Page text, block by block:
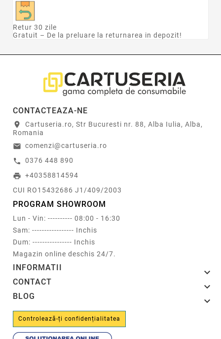
Retur 30 zile
Gratuit – De la preluare la returnarea in depozit!
CONTACTEAZA-NE
location_on
Cartuseria.ro, Str Bucuresti nr. 88, Alba Iulia, Alba,
Romania
email comenzi@cartuseria.ro
call 0376 448 890
print +40358814594
CUI RO15432686 J1/409/2003
PROGRAM SHOWROOM
Lun - Vin: ---------- 08:00 - 16:30
Sam: ----------------- Inchis
Dum: ---------------- Inchis
Magazin online deschis 24/7.
INFORMATII 
CONTACT 
BLOG 
Controlează-ți confidențialitatea